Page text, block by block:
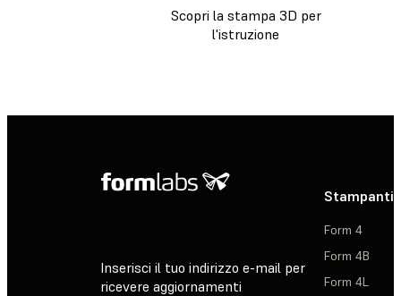
Scopri la stampa 3D per
l'istruzione
Inserisci il tuo indirizzo e-mail per
ricevere aggiornamenti
Stampanti
Form 4
Form 4B
Form 4L